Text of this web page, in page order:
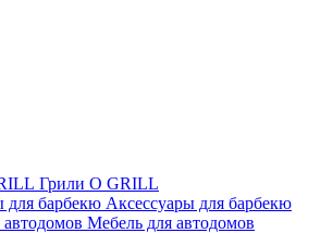
Грили O GRILL
Аксессуары для барбекю
Мебель для автодомов